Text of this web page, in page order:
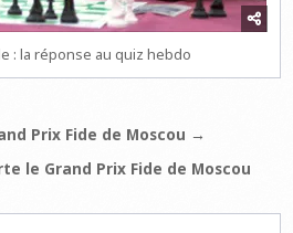
: la réponse au quiz hebdo
Prix Fide de Moscou →
le Grand Prix Fide de Moscou